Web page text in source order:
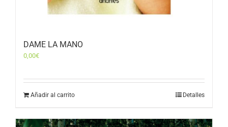
DAME LA MANO
0,00€
Añadir al carrito Detalles